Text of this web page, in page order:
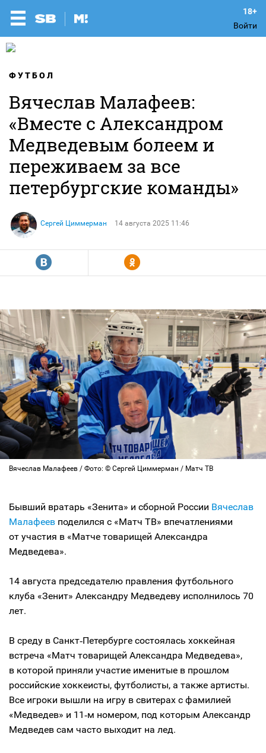
Войти
ФУТБОЛ
Вячеслав Малафеев:
«Вместе с Александром
Медведевым болеем и
переживаем за все
петербургские команды»
Сергей Циммерман 14 августа 2025 11:46
R Y
Вячеслав Малафеев / Фото: © Сергей Циммерман / Матч ТВ
Бывший вратарь «Зенита» и сборной России Вячеслав
Малафеев поделился с «Матч ТВ» впечатлениями
от участия в «Матче товарищей Александра
Медведева».
14 августа председателю правления футбольного
клуба «Зенит» Александру Медведеву исполнилось 70
лет.
В среду в Санкт‑Петербурге состоялась хоккейная
встреча «Матч товарищей Александра Медведева»,
в которой приняли участие именитые в прошлом
российские хоккеисты, футболисты, а также артисты.
Все игроки вышли на игру в свитерах с фамилией
«Медведев» и 11‑м номером, под которым Александр
Медведев сам часто выходит на лед.